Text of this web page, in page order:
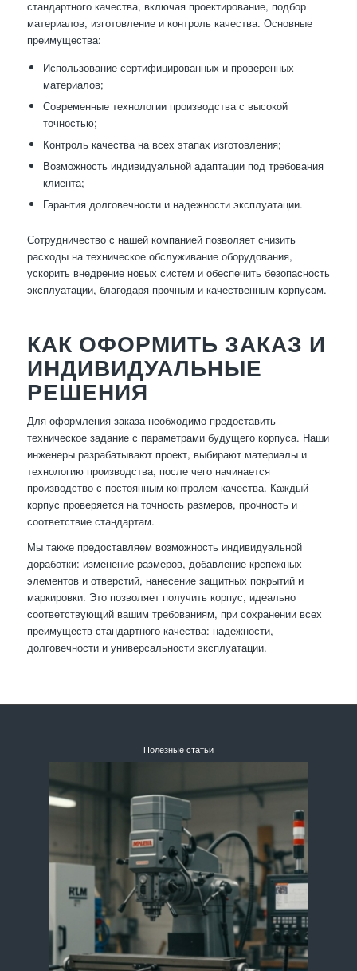
стандартного качества, включая проектирование, подбор
материалов, изготовление и контроль качества. Основные
преимущества:
Использование сертифицированных и проверенных
материалов;
Современные технологии производства с высокой
точностью;
Контроль качества на всех этапах изготовления;
Возможность индивидуальной адаптации под требования
клиента;
Гарантия долговечности и надежности эксплуатации.
Сотрудничество с нашей компанией позволяет снизить
расходы на техническое обслуживание оборудования,
ускорить внедрение новых систем и обеспечить безопасность
эксплуатации, благодаря прочным и качественным корпусам.
КАК ОФОРМИТЬ ЗАКАЗ И
ИНДИВИДУАЛЬНЫЕ
РЕШЕНИЯ
Для оформления заказа необходимо предоставить
техническое задание с параметрами будущего корпуса. Наши
инженеры разрабатывают проект, выбирают материалы и
технологию производства, после чего начинается
производство с постоянным контролем качества. Каждый
корпус проверяется на точность размеров, прочность и
соответствие стандартам.
Мы также предоставляем возможность индивидуальной
доработки: изменение размеров, добавление крепежных
элементов и отверстий, нанесение защитных покрытий и
маркировки. Это позволяет получить корпус, идеально
соответствующий вашим требованиям, при сохранении всех
преимуществ стандартного качества: надежности,
долговечности и универсальности эксплуатации.
Полезные статьи